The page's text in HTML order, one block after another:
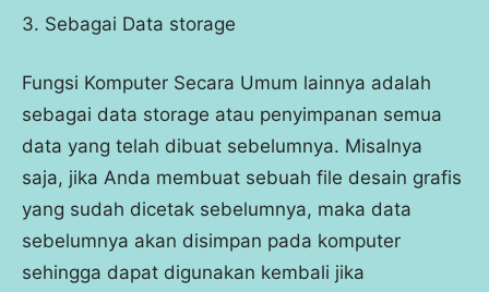
3. Sebagai Data storage
Fungsi Komputer Secara Umum lainnya adalah
sebagai data storage atau penyimpanan semua
data yang telah dibuat sebelumnya. Misalnya
saja, jika Anda membuat sebuah file desain grafis
yang sudah dicetak sebelumnya, maka data
sebelumnya akan disimpan pada komputer
sehingga dapat digunakan kembali jika